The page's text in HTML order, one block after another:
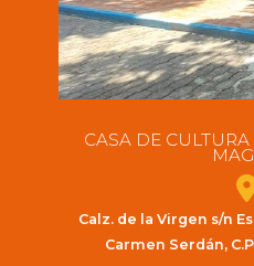
CASA DE
Calz. de la Virgen s/n
Carmen Serdán,